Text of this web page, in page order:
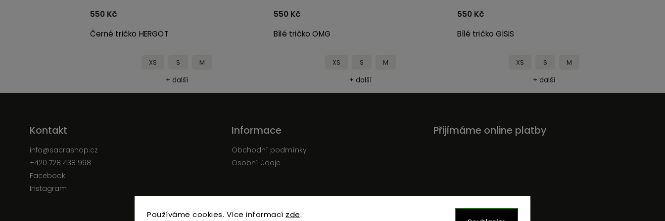
Používáme cookies. Více informací zde.
Černé tričko HERGOT
550 Kč
XS S M
+ další
Bílé tričko OMG
550 Kč
XS S M
+ další
Bílé tričko GISIS
550 Kč
XS S M
+ další
Kontakt
info@sacrashop.cz
+420 728 438 998
Facebook
Instagram
Informace
Obchodní podmínky
Osobní údaje
Přijímáme online platby